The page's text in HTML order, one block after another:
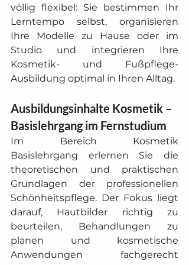
völlig flexibel: Sie bestimmen Ihr
Lerntempo selbst, organisieren
Ihre Modelle zu Hause oder im
Studio und integrieren Ihre
Kosmetik- und Fußpflege-
Ausbildung optimal in Ihren Alltag.
Ausbildungsinhalte Kosmetik –
Basislehrgang im Fernstudium
Im Bereich Kosmetik
Basislehrgang erlernen Sie die
theoretischen und praktischen
Grundlagen der professionellen
Schönheitspflege. Der Fokus liegt
darauf, Hautbilder richtig zu
beurteilen, Behandlungen zu
planen und kosmetische
Anwendungen fachgerecht